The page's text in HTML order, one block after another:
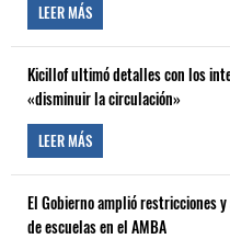
LEER MÁS
Kicillof ultimó detalles con los
«disminuir la circulación»
LEER MÁS
El Gobierno amplió restricciones
de escuelas en el AMBA